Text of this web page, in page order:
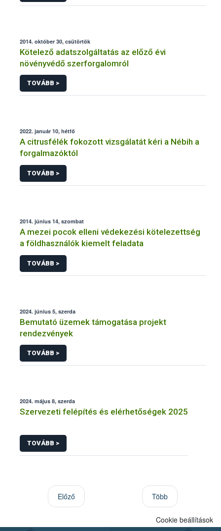
2014. október 30, csütörtök
Kötelező adatszolgáltatás az előző évi
növényvédő szerforgalomról
TOVÁBB >
2022. január 10, hétfő
A citrusfélék fokozott vizsgálatát kéri a Nébih a
forgalmazóktól
TOVÁBB >
2014. június 14, szombat
A mezei pocok elleni védekezési kötelezettség
a földhasználók kiemelt feladata
TOVÁBB >
2024. június 5, szerda
Bemutató üzemek támogatása projekt
rendezvények
TOVÁBB >
2024. május 8, szerda
Szervezeti felépítés és elérhetőségek 2025
TOVÁBB >
Előző Több
Cookie beállítások